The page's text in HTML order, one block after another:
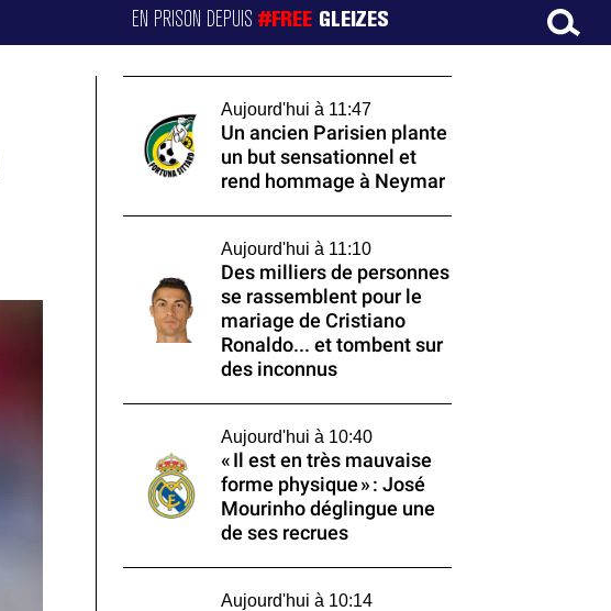
EN PRISON DEPUIS#FREE GLEIZES
Aujourd'hui à 11:47
Un ancien Parisien plante
un but sensationnel et
rend hommage à Neymar
Aujourd'hui à 11:10
Des milliers de personnes
se rassemblent pour le
mariage de Cristiano
Ronaldo... et tombent sur
des inconnus
Aujourd'hui à 10:40
« Il est en très mauvaise
forme physique » : José
Mourinho déglingue une
de ses recrues
Aujourd'hui à 10:14